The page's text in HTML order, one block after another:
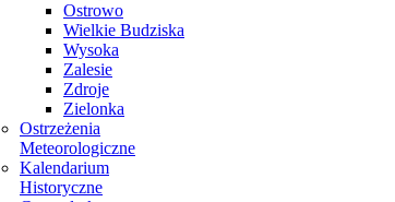
Ostrowo
Wielkie Budziska
Wysoka
Zalesie
Zdroje
Zielonka
Ostrzeżenia
Meteorologiczne
Kalendarium
Historyczne